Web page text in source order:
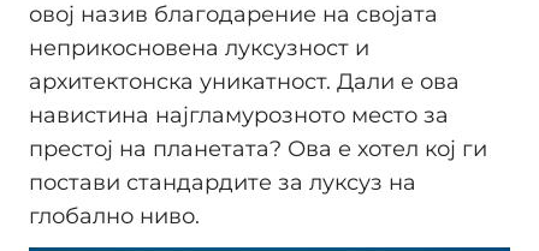
овој назив благодарение на својата
неприкосновена луксузност и
архитектонска уникатност. Дали е ова
навистина најгламурозното место за
престој на планетата? Ова е хотел кој ги
постави стандардите за луксуз на
глобално ниво.